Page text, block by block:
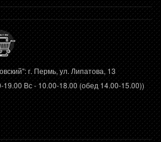
г. Пермь, ул. Липатова, 13
Вс - 10.00-18.00 (обед 14.00-15.00))